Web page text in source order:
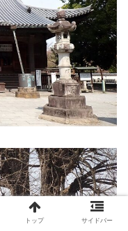
トップ サイドバー